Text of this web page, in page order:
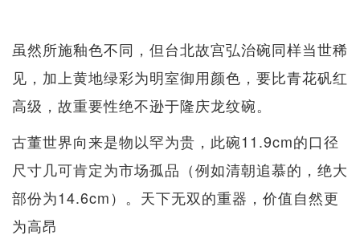
虽然所施釉色不同，但台北故宫弘治碗同样当世稀
见，加上黄地绿彩为明室御用颜色，要比青花矾红
高级，故重要性绝不逊于隆庆龙纹碗。
古董世界向来是物以罕为贵，此碗11.9cm的口径
尺寸几可肯定为市场孤品（例如清朝追慕的，绝大
部份为14.6cm）。天下无双的重器，价值自然更
为高昂